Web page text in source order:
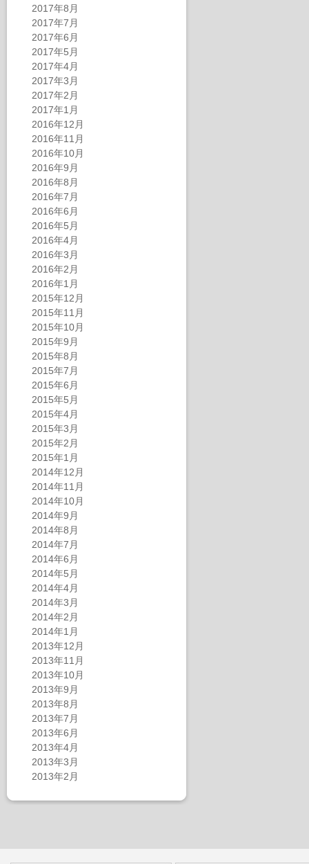
2017年8月
2017年7月
2017年6月
2017年5月
2017年4月
2017年3月
2017年2月
2017年1月
2016年12月
2016年11月
2016年10月
2016年9月
2016年8月
2016年7月
2016年6月
2016年5月
2016年4月
2016年3月
2016年2月
2016年1月
2015年12月
2015年11月
2015年10月
2015年9月
2015年8月
2015年7月
2015年6月
2015年5月
2015年4月
2015年3月
2015年2月
2015年1月
2014年12月
2014年11月
2014年10月
2014年9月
2014年8月
2014年7月
2014年6月
2014年5月
2014年4月
2014年3月
2014年2月
2014年1月
2013年12月
2013年11月
2013年10月
2013年9月
2013年8月
2013年7月
2013年6月
2013年4月
2013年3月
2013年2月